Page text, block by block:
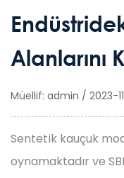
Alanlarını
Müellif: admin / 2023-
Sentetik kauçuk
oynamaktadır ve